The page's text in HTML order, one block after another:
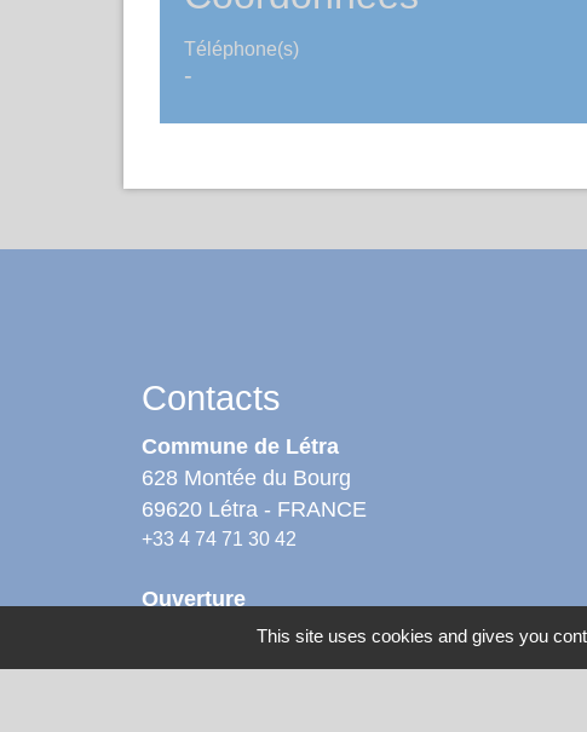
Téléphone(s)
-
Contacts
Commune de Létra
628 Montée du Bourg
69620 Létra - FRANCE
+33 4 74 71 30 42
Ouverture
Lundi : 8h30 - 12h00This site uses cookies and gives you